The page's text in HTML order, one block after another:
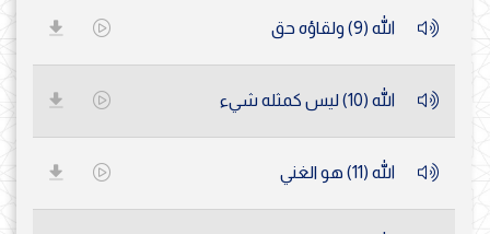
الله (9) ولقاؤه حق
الله (10) ليس كمثله شيء
الله (11) هو الغني